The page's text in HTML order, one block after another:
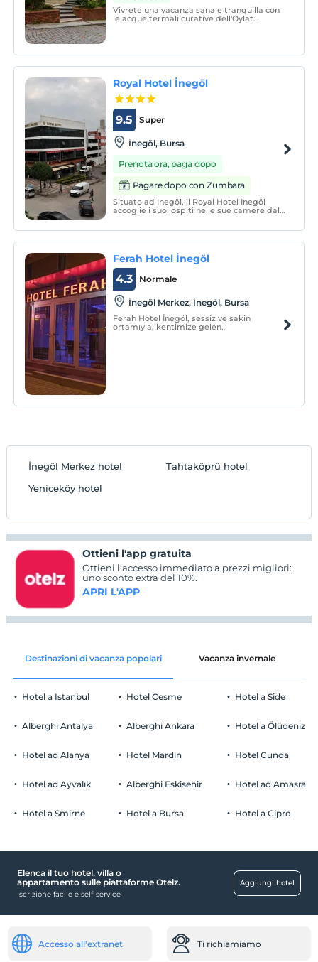
Vivrete una vacanza sana e tranquilla con
le acque termali curative dell'Oylat
Royal Hotel İnegöl
Super
9.5
İnegöl, Bursa
Prenota ora, paga dopo
Pagare dopo con Zumbara
Situato ad İnegöl, il Royal Hotel İnegöl
accoglie i suoi ospiti nelle sue camere dal
Ferah Hotel İnegöl
Normale
4.3
İnegöl Merkez, İnegöl, Bursa
Ferah Hotel İnegöl, sessiz ve sakin
ortamıyla, kentimize gelen
İnegöl Merkez hotel
Tahtaköprü hotel
Yeniceköy hotel
Ottieni l'app gratuita
Ottieni l'accesso immediato a prezzi migliori:
uno sconto extra del 10%.
APRI L'APP
Destinazioni di vacanza popolari Vacanza invernale
Hotel a Istanbul
Alberghi Antalya
Hotel ad Alanya
Hotel ad Ayvalık
Hotel a Smirne
Hotel Cesme
Alberghi Ankara
Hotel Mardin
Alberghi Eskisehir
Hotel a Bursa
Hotel a Side
Hotel a Ölüdeniz
Hotel Cunda
Hotel ad Amasra
Hotel a Cipro
Elenca il tuo hotel, villa o
appartamento sulle piattaforme Otelz.
Iscrizione facile e self-service
Aggiungi hotel
Accesso all'extranet Ti richiamiamo